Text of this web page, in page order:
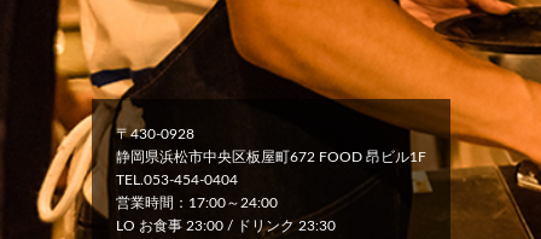
〒430-0928
静岡県浜松市中央区板屋町672 FOOD 昂ビル1F
TEL.053-454-0404
営業時間：17:00～24:00
LO お食事 23:00 / ドリンク 23:30